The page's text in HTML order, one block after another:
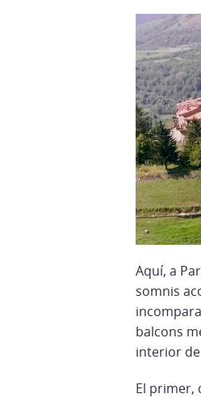
Aquí, a
somnis
balcons
interior
El primer,